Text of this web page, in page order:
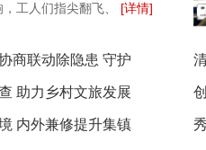
工人们指尖翻飞、 [详情]
商联动除隐患 守护
助力乡村文旅发展
内外兼修提升集镇